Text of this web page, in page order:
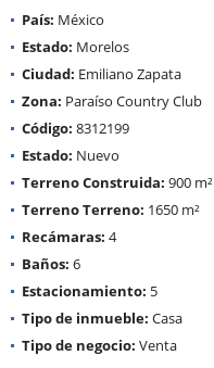
País: México
Estado: Morelos
Ciudad: Emiliano Zapata
Zona: Paraíso Country Club
Código: 8312199
Estado: Nuevo
Terreno Construida: 900 m²
Terreno Terreno: 1650 m²
Recámaras: 4
Baños: 6
Estacionamiento: 5
Tipo de inmueble: Casa
Tipo de negocio: Venta